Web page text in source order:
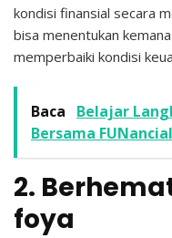
kondisi finansial secara
bisa menentukan
memperbaiki kondisi
Baca
Belajar
Bersama FUNancial
2.
foya